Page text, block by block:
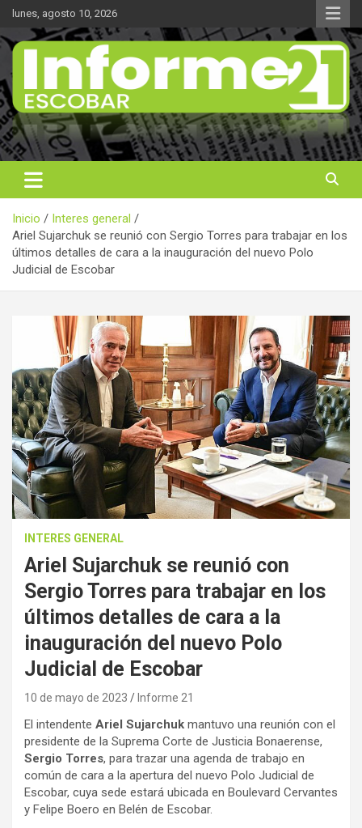
Saltar
contenido
lunes, agosto 10, 2026
Informe 21
Noticas reales
Inicio
Interes general
Ariel Sujarchuk se reunió con Sergio Torres para trabajar en los
últimos detalles de cara a la inauguración del nuevo Polo
Judicial de Escobar
INTERES GENERAL
Ariel Sujarchuk se reunió con
Sergio Torres para trabajar en los
últimos detalles de cara a la
inauguración del nuevo Polo
Judicial de Escobar
10 de mayo de 2023 Informe 21
El intendente Ariel Sujarchuk mantuvo una reunión con el
presidente de la Suprema Corte de Justicia Bonaerense,
Sergio Torres, para trazar una agenda de trabajo en
común de cara a la apertura del nuevo Polo Judicial de
Escobar, cuya sede estará ubicada en Boulevard Cervantes
y Felipe Boero en Belén de Escobar.